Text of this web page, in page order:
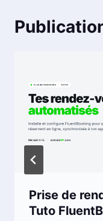
Prise de
Tuto